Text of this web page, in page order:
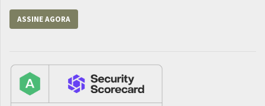
ASSINE AGORA